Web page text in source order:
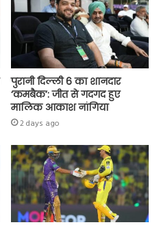
पुरानी दिल्ली 6 का शानदार
‘कमबैक’: जीत से गदगद हुए
मालिक आकाश नांगिया
2 days ago